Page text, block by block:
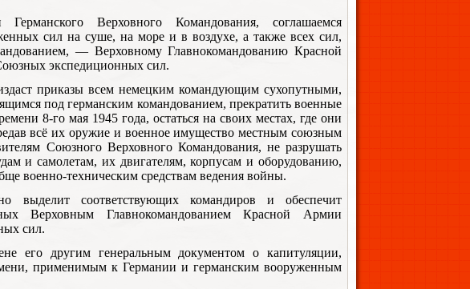
Верховного Командования, соглашаемся
сил на суше, на море и в воздухе, а также всех сил,
— Верховному Главнокомандованию Красной
экспедиционных сил.
приказы всем немецким командующим сухопутными,
под германским командованием, прекратить военные
8-го мая 1945 года, остаться на своих местах, где они
всё их оружие и военное имущество местным союзным
Союзного Верховного Командования, не разрушать
и самолетам, их двигателям, корпусам и оборудованию,
военно-техническим средствам ведения войны.
выделит соответствующих командиров и обеспечит
Верховным Главнокомандованием Красной Армии
сил.
его другим генеральным документом о капитуляции,
применимым к Германии и германским вооруженным